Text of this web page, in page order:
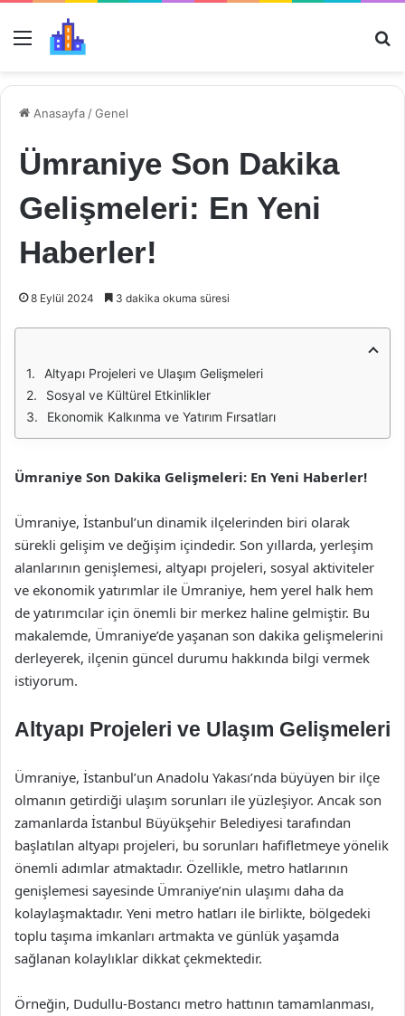
Menü
Anasayfa /Genel
Ümraniye Son Dakika
Gelişmeleri: En Yeni
Haberler!
8 Eylül 2024 3 dakika okuma süresi
Altyapı Projeleri ve Ulaşım Gelişmeleri
Sosyal ve Kültürel Etkinlikler
Ekonomik Kalkınma ve Yatırım Fırsatları
Ümraniye Son Dakika Gelişmeleri: En Yeni Haberler!
Ümraniye, İstanbul’un dinamik ilçelerinden biri olarak
sürekli gelişim ve değişim içindedir. Son yıllarda, yerleşim
alanlarının genişlemesi, altyapı projeleri, sosyal aktiviteler
ve ekonomik yatırımlar ile Ümraniye, hem yerel halk hem
de yatırımcılar için önemli bir merkez haline gelmiştir. Bu
makalemde, Ümraniye’de yaşanan son dakika gelişmelerini
derleyerek, ilçenin güncel durumu hakkında bilgi vermek
istiyorum.
Altyapı Projeleri ve Ulaşım Gelişmeleri
Ümraniye, İstanbul’un Anadolu Yakası’nda büyüyen bir ilçe
olmanın getirdiği ulaşım sorunları ile yüzleşiyor. Ancak son
zamanlarda İstanbul Büyükşehir Belediyesi tarafından
başlatılan altyapı projeleri, bu sorunları hafifletmeye yönelik
önemli adımlar atmaktadır. Özellikle, metro hatlarının
genişlemesi sayesinde Ümraniye’nin ulaşımı daha da
kolaylaşmaktadır. Yeni metro hatları ile birlikte, bölgedeki
toplu taşıma imkanları artmakta ve günlük yaşamda
sağlanan kolaylıklar dikkat çekmektedir.
Örneğin, Dudullu-Bostancı metro hattının tamamlanması,